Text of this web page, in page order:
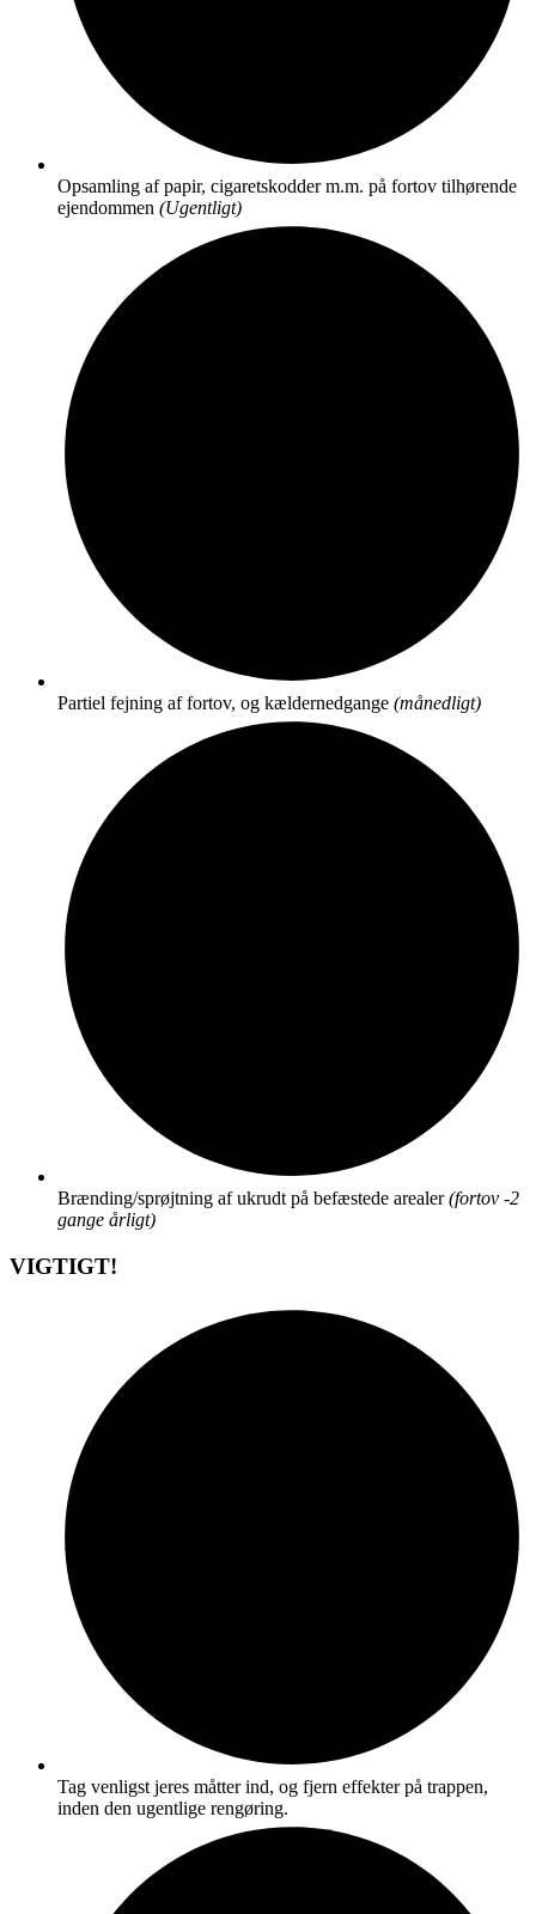
Opsamling af papir, cigaretskodder m.m. på fortov tilhørende
ejendommen (Ugentligt)
Partiel fejning af fortov, og kældernedgange (månedligt)
Brænding/sprøjtning af ukrudt på befæstede arealer(fortov -2
gange årligt)
VIGTIGT!
Tag venligst jeres måtter ind, og fjern effekter på trappen,
inden den ugentlige rengøring.